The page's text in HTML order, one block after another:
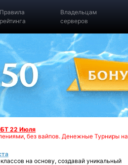
Правила
рейтинга
Владельцам
серверов
22 Июля
без вайпов. Денежные Турниры на
на основу, создавай уникальный